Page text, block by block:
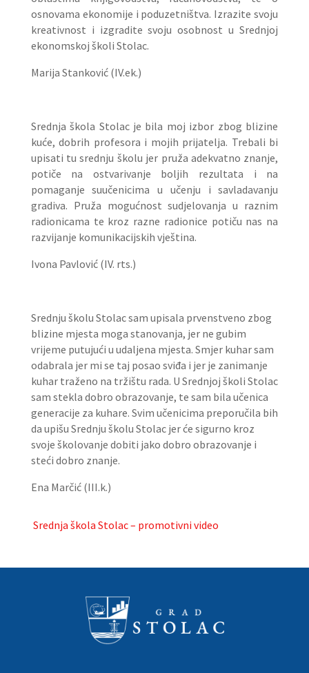
osnovama ekonomije i poduzetništva. Izrazite svoju
kreativnost i izgradite svoju osobnost u Srednjoj
ekonomskoj školi Stolac.
Marija Stanković (IV.ek.)
Srednja škola Stolac je bila moj izbor zbog blizine
kuće, dobrih profesora i mojih prijatelja. Trebali bi
upisati tu srednju školu jer pruža adekvatno znanje,
potiče na ostvarivanje boljih rezultata i na
pomaganje suučenicima u učenju i savladavanju
gradiva. Pruža mogućnost sudjelovanja u raznim
radionicama te kroz razne radionice potiču nas na
razvijanje komunikacijskih vještina.
Ivona Pavlović (IV. rts.)
Srednju školu Stolac sam upisala prvenstveno zbog
blizine mjesta moga stanovanja, jer ne gubim
vrijeme putujući u udaljena mjesta. Smjer kuhar sam
odabrala jer mi se taj posao sviđa i jer je zanimanje
kuhar traženo na tržištu rada. U Srednjoj školi Stolac
sam stekla dobro obrazovanje, te sam bila učenica
generacije za kuhare. Svim učenicima preporučila bih
da upišu Srednju školu Stolac jer će sigurno kroz
svoje školovanje dobiti jako dobro obrazovanje i
steći dobro znanje.
Ena Marčić (III.k.)
Srednja škola Stolac – promotivni video